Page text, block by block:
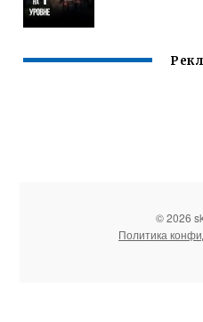
© 2026
Политика